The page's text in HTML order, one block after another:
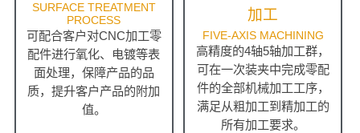
SURFACE TREATMENT
PROCESS
可配合客户对CNC加工零
配件进行氧化、电镀等表
面处理，保障产品的品
质，提升客户产品的附加
值。
加工
FIVE-AXIS MACHINING
高精度的4轴5轴加工群，
可在一次装夹中完成零配
件的全部机械加工工序，
满足从粗加工到精加工的
所有加工要求。